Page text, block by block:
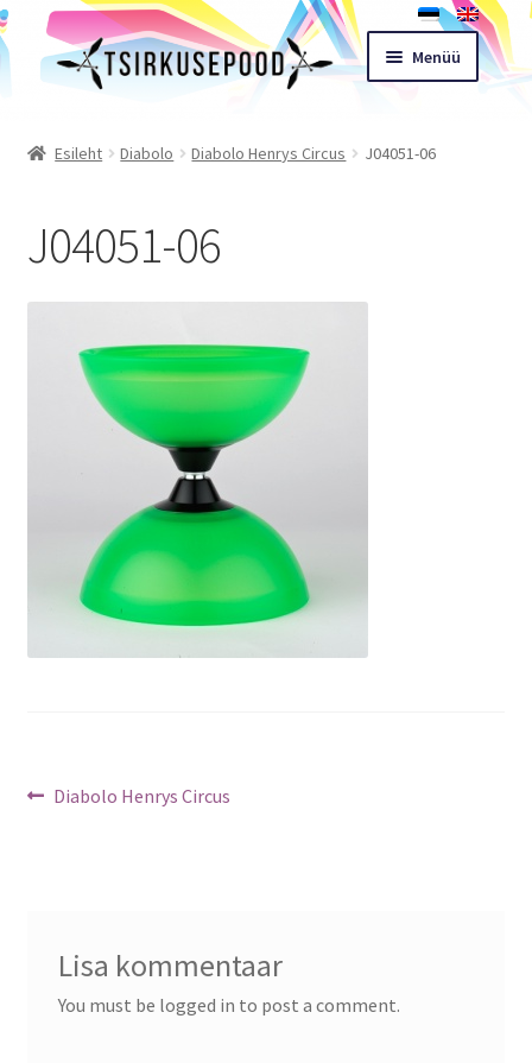
Liigu
navigeerimisele
Liigu
sisu
Menüü
Ostukorv
Töötoad
Esileht Diabolo Diabolo Henrys Circus J04051-06
J04051-06
Navigeerimine
Previous
Diabolo Henrys Circus
Lisa kommentaar
You must be logged in to post a comment.